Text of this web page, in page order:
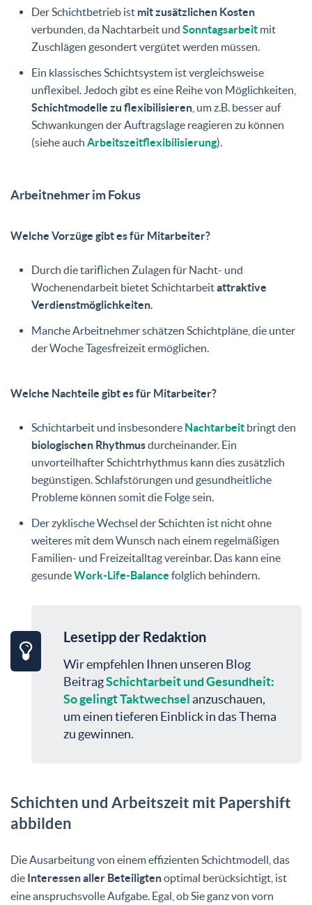
Der Schichtbetrieb ist mit zusätzlichen Kosten
verbunden, da Nachtarbeit und Sonntagsarbeit mit
Zuschlägen gesondert vergütet werden müssen.
Ein klassisches Schichtsystem ist vergleichsweise
unflexibel. Jedoch gibt es eine Reihe von Möglichkeiten,
Schichtmodelle zu flexibilisieren , um z.B. besser auf
Schwankungen der Auftragslage reagieren zu können
(siehe auch Arbeitszeitflexibilisierung).
Arbeitnehmer im Fokus
Welche Vorzüge gibt es für Mitarbeiter?
Durch die tariflichen Zulagen für Nacht- und
Wochenendarbeit bietet Schichtarbeitattraktive
Verdienstmöglichkeiten.
Manche Arbeitnehmer schätzen Schichtpläne, die unter
der Woche Tagesfreizeit ermöglichen.
Welche Nachteile gibt es für Mitarbeiter?
Schichtarbeit und insbesondere Nachtarbeit bringt den
biologischen Rhythmusdurcheinander. Ein
unvorteilhafter Schichtrhythmus kann dies zusätzlich
begünstigen. Schlafstörungen und gesundheitliche
Probleme können somit die Folge sein.
Der zyklische Wechsel der Schichten ist nicht ohne
weiteres mit dem Wunsch nach einem regelmäßigen
Familien- und Freizeitalltag vereinbar. Das kann eine
gesundeWork-Life-Balance folglich behindern.
Lesetipp der Redaktion
Wir empfehlen Ihnen unseren Blog
BeitragSchichtarbeit und Gesundheit:
So gelingt Taktwechselanzuschauen,
um einen tieferen Einblick in das Thema
zu gewinnen.
Schichten und Arbeitszeit mit Papershift
abbilden
Die Ausarbeitung von einem effizienten Schichtmodell, das
die Interessen aller Beteiligtenoptimal berücksichtigt, ist
eine anspruchsvolle Aufgabe. Egal, ob Sie ganz von vorn